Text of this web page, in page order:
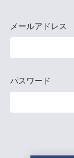
メールアドレス
パスワード